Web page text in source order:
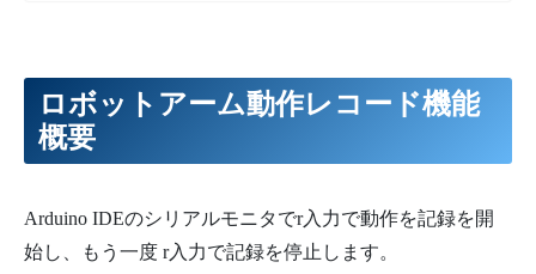
ロボットアーム動作レコード機能
概要
Arduino IDEのシリアルモニタでr入力で動作を記録を開
始し、もう一度 r入力で記録を停止します。